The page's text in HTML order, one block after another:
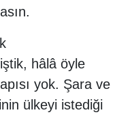
hâlâ öyle
yok. Şara ve
ülkeyi istediği